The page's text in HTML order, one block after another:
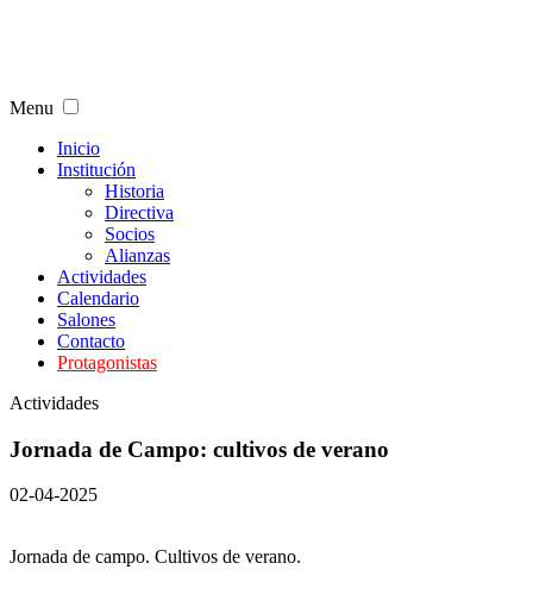
Menu
Inicio
Institución
Historia
Directiva
Socios
Alianzas
Actividades
Calendario
Salones
Contacto
Protagonistas
Actividades
Jornada de Campo: cultivos de verano
02-04-2025
Jornada de campo. Cultivos de verano.